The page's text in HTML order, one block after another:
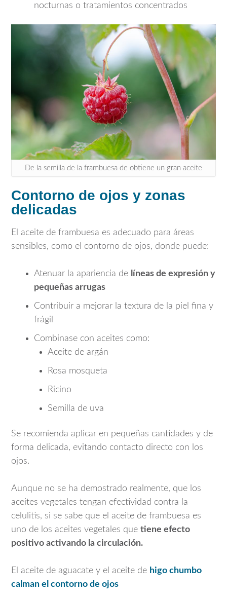
nocturnas o tratamientos concentrados
De la semilla de la frambuesa de obtiene un gran aceite
Contorno de ojos y zonas
delicadas
El aceite de frambuesa es adecuado para áreas
sensibles, como el contorno de ojos, donde puede:
Atenuar la apariencia de líneas de expresión y
pequeñas arrugas
Contribuir a mejorar la textura de la piel fina y
frágil
Combinase con aceites como:
Aceite de argán
Rosa mosqueta
Ricino
Semilla de uva
Se recomienda aplicar en pequeñas cantidades y de
forma delicada, evitando contacto directo con los
ojos.
Aunque no se ha demostrado realmente, que los
aceites vegetales tengan efectividad contra la
celulitis, si se sabe que el aceite de frambuesa es
uno de los aceites vegetales que tiene efecto
positivo activando la circulación.
El aceite de aguacate y el aceite de higo chumbo
calman el contorno de ojos